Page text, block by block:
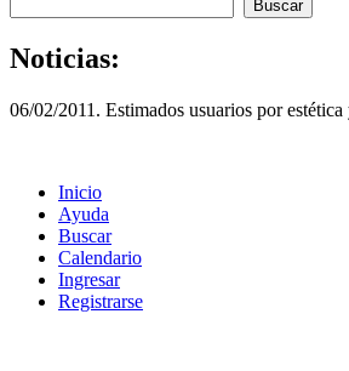
Noticias:
06/02/2011. Estimados usuarios por
Inicio
Ayuda
Buscar
Calendario
Ingresar
Registrarse